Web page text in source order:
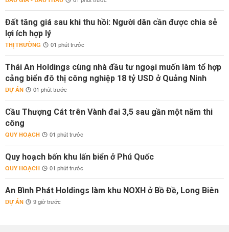
Đất tăng giá sau khi thu hồi: Người dân cần được chia sẻ
lợi ích hợp lý
THỊ TRƯỜNG 01 phút trước
Thái An Holdings cùng nhà đầu tư ngoại muốn làm tổ hợp
cảng biển đô thị công nghiệp 18 tỷ USD ở Quảng Ninh
DỰ ÁN 01 phút trước
Cầu Thượng Cát trên Vành đai 3,5 sau gần một năm thi
công
QUY HOẠCH 01 phút trước
Quy hoạch bốn khu lấn biển ở Phú Quốc
QUY HOẠCH 01 phút trước
An Bình Phát Holdings làm khu NOXH ở Bồ Đề, Long Biên
DỰ ÁN 9 giờ trước